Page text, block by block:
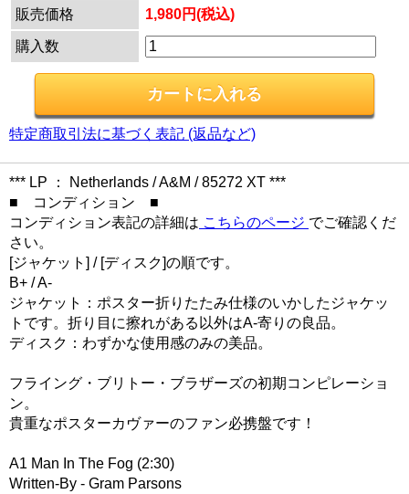
販売価格
1,980円(税込)
購入数
特定商取引法に基づく表記 (返品など)
*** LP ： Netherlands / A&M / 85272 XT ***
■ コンディション ■
コンディション表記の詳細は こちらのページ でご確認くだ
さい。
[ジャケット] / [ディスク]の順です。
B+ / A-
ジャケット：ポスター折りたたみ仕様のいかしたジャケッ
トです。折り目に擦れがある以外はA-寄りの良品。
ディスク：わずかな使用感のみの美品。
フライング・ブリトー・ブラザーズの初期コンピレーショ
ン。
貴重なポスターカヴァーのファン必携盤です！
A1 Man In The Fog (2:30)
Written-By - Gram Parsons